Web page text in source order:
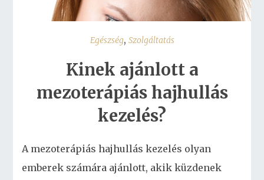
Egészség, Szolgáltatás
Kinek ajánlott a
mezoterápiás hajhullás
kezelés?
A mezoterápiás hajhullás kezelés olyan
emberek számára ajánlott, akik küzdenek